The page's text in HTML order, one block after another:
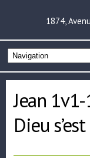
1874,
Jean
Dieu